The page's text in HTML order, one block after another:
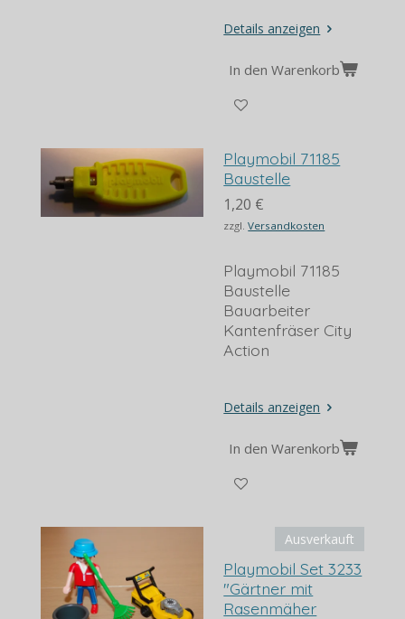
Details anzeigen
In den Warenkorb
Playmobil 71185
Baustelle
1,20 €
zzgl.Versandkosten
Playmobil 71185
Baustelle
Bauarbeiter
Kantenfräser City
Action
Details anzeigen
In den Warenkorb
Ausverkauft
Playmobil Set 3233
"Gärtner mit
Rasenmäher